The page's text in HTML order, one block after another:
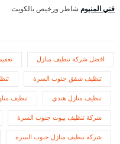
فني المنيوم شاطر ورخيص بالكويت
افضل شركة تنظيف منازل
تنظيف شقق جنوب السرة
تنظيف منازل هندي تنظيف
شركة تنظيف بيوت جنوب السرة
شركة تنظيف منازل جنوب السرة